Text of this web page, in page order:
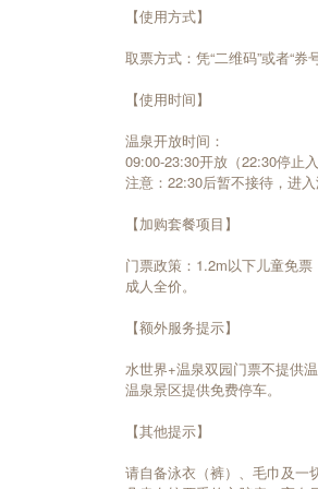
【使用方式】
取票方式：凭“二维码”或者“券
【使用时间】
温泉开放时间：
09:00-23:30开放（22:30停止入
注意：22:30后暂不接待，进
【加购套餐项目】
门票政策：1.2m以下儿童免
成人全价。
【额外服务提示】
水世界+温泉双园门票不提供
温泉景区提供免费停车。
【其他提示】
请自备泳衣（裤）、毛巾及一